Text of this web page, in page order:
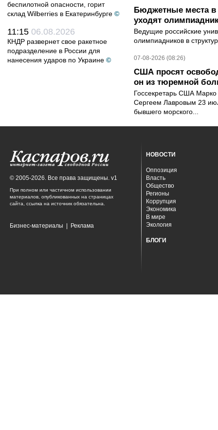
беспилотной опасности, горит
склад Wilberries в Екатеринбурге ©
11:15 06.08.2026
КНДР развернет свое ракетное
подразделение в России для
нанесения ударов по Украине ©
Бюджетные места в
уходят
Ведущие российские
олимпиадников в
07-08-2026 (08:26)
США просят
он из тюремной
Госсекретарь США
Сергеем Лавровым 23
бывшего морского...
© 2005-2026. Все права защищены. v1
При полном или частичном использовании
материалов, опубликованных на страницах
сайта, ссылка на источник обязательна.
Бизнес-материалы Реклама
НОВОСТИ
Оппозиция
Власть
Общество
Регионы
Коррупция
Экономика
В мире
Экология
БЛОГИ